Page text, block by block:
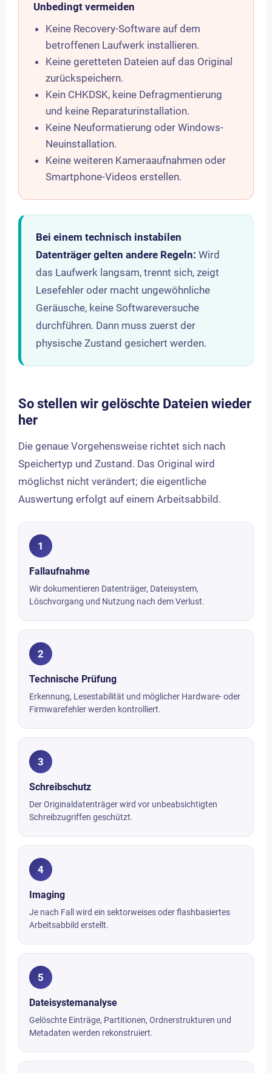
Unbedingt vermeiden
Keine Recovery-Software auf dem
betroffenen Laufwerk installieren.
Keine geretteten Dateien auf das Original
zurückspeichern.
Kein CHKDSK, keine Defragmentierung
und keine Reparaturinstallation.
Keine Neuformatierung oder Windows-
Neuinstallation.
Keine weiteren Kameraaufnahmen oder
Smartphone-Videos erstellen.
Bei einem technisch instabilen
Datenträger gelten andere Regeln: Wird
das Laufwerk langsam, trennt sich, zeigt
Lesefehler oder macht ungewöhnliche
Geräusche, keine Softwareversuche
durchführen. Dann muss zuerst der
physische Zustand gesichert werden.
So stellen wir gelöschte Dateien wieder
her
Die genaue Vorgehensweise richtet sich nach
Speichertyp und Zustand. Das Original wird
möglichst nicht verändert; die eigentliche
Auswertung erfolgt auf einem Arbeitsabbild.
1
Fallaufnahme
Wir dokumentieren Datenträger, Dateisystem,
Löschvorgang und Nutzung nach dem Verlust.
2
Technische Prüfung
Erkennung, Lesestabilität und möglicher Hardware- oder
Firmwarefehler werden kontrolliert.
3
Schreibschutz
Der Originaldatenträger wird vor unbeabsichtigten
Schreibzugriffen geschützt.
4
Imaging
Je nach Fall wird ein sektorweises oder flashbasiertes
Arbeitsabbild erstellt.
5
Dateisystemanalyse
Gelöschte Einträge, Partitionen, Ordnerstrukturen und
Metadaten werden rekonstruiert.